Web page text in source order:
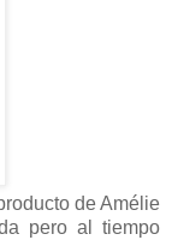
de Amélie
pero al tiempo